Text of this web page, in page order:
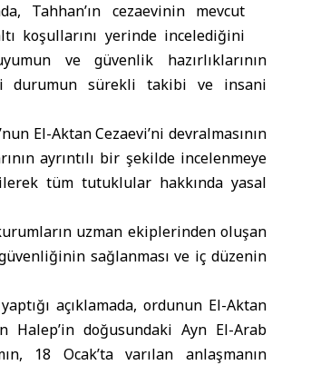
Tahhan’ın cezaevinin mevcut
koşullarını yerinde incelediğini
ve güvenlik hazırlıklarının
durumun sürekli takibi ve insani
El-Aktan Cezaevi’ni devralmasının
ayrıntılı bir şekilde incelenmeye
tüm tutuklular hakkında yasal
uzman ekiplerinden oluşan
sağlanması ve iç düzenin
açıklamada, ordunun El-Aktan
Halep’in doğusundaki Ayn El-Arab
18 Ocak’ta varılan anlaşmanın